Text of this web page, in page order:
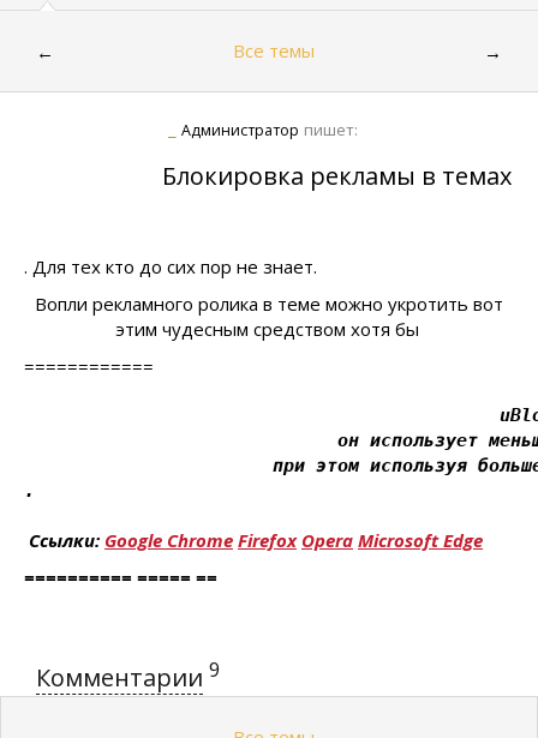
← Все темы →
Администратор пишет:
Блокировка рекламы в темах
. Для тех кто до сих пор не знает.
Вопли рекламного ролика в теме можно укротить вот
этим чудесным средством хотя бы
============
он использует
при этом используя
.
Ссылки: Google Chrome Firefox Opera Microsoft Edge
========== ===== ==
Комментарии 9